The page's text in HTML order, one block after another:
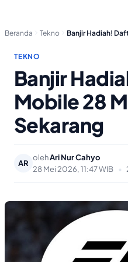
Beranda Tekno Banjir Hadiah!
TEKNO
Banjir
Mobile 28
Sekarang
AR
olehAri Nur Cahyo
28 Mei 2026, 11:47 WIB
•